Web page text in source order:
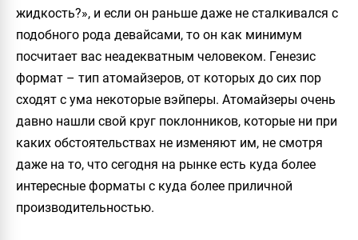
жидкость?», и если он раньше даже не сталкивался с
подобного рода девайсами, то он как минимум
посчитает вас неадекватным человеком. Генезис
формат – тип атомайзеров, от которых до сих пор
сходят с ума некоторые вэйперы. Атомайзеры очень
давно нашли свой круг поклонников, которые ни при
каких обстоятельствах не изменяют им, не смотря
даже на то, что сегодня на рынке есть куда более
интересные форматы с куда более приличной
производительностью.